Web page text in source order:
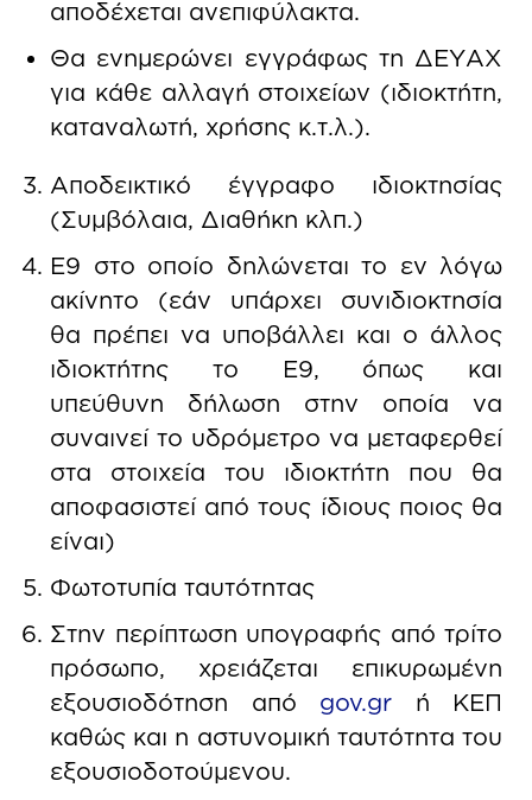
αποδέχεται ανεπιφύλακτα.
Θα ενημερώνει εγγράφως τη ΔΕΥΑΧ
για κάθε αλλαγή στοιχείων (ιδιοκτήτη,
καταναλωτή, χρήσης κ.τ.λ.).
Αποδεικτικό έγγραφο ιδιοκτησίας
(Συμβόλαια, Διαθήκη κλπ.)
Ε9 στο οποίο δηλώνεται το εν λόγω
ακίνητο (εάν υπάρχει συνιδιοκτησία
θα πρέπει να υποβάλλει και ο άλλος
ιδιοκτήτης το Ε9, όπως και
υπεύθυνη δήλωση στην οποία να
συναινεί το υδρόμετρο να μεταφερθεί
στα στοιχεία του ιδιοκτήτη που θα
αποφασιστεί από τους ίδιους ποιος θα
είναι)
Φωτοτυπία ταυτότητας
Στην περίπτωση υπογραφής από τρίτο
πρόσωπο, χρειάζεται επικυρωμένη
εξουσιοδότηση από gov.gr ή ΚΕΠ
καθώς και η αστυνομική ταυτότητα του
εξουσιοδοτούμενου.